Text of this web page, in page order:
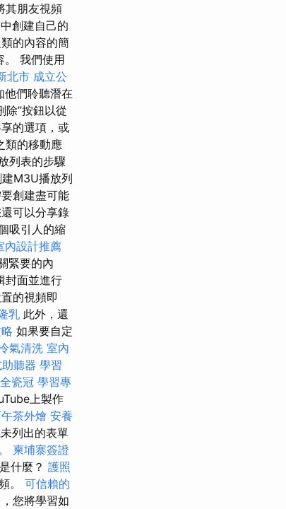
其朋友視頻
創建自己的
的內容的簡
。 我們使用
北市 成立公
他們聆聽潛在
除”按鈕以從
的選項，或
類的移動應
列表的步驟
M3U播放列
創建盡可能
可以分享錄
吸引人的縮
內設計推薦
緊要的內
封面並進行
的視頻即
乳 此外，還
如果要自定
氣清洗 室內
聽器 學習
全瓷冠 學習專
上製作
茶外燴 安養
列出的表單
柬埔寨簽證
什麼？ 護照
。 可信賴的
您將學習如